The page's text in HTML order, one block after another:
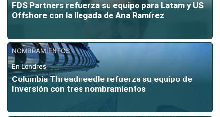
FDS Partners refuerza su equipo para Latam y US
Offshore con la llegada de Ana Ramírez
NOMBRAMIENTOS
En Londres
Columbia Threadneedle refuerza su equipo de
Inversión con tres nombramientos